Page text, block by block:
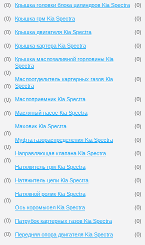
(0)
(0)
(0)
(0)
(0)
(0)
(0)
(0)
(0)
(0)
(0)
(0)
(0)
(0)
(0)
(0)
Крышка головки блока цилиндров Kia Spectra (0)
Крышка грм Kia Spectra (0)
Крышка двигателя Kia Spectra (0)
Крышка картера Kia Spectra (0)
Крышка маслозаливной горловины Kia
Spectra
(0)
Маслоотделитель картерных газов Kia
Spectra
(0)
Маслоприемник Kia Spectra (0)
Масляный насос Kia Spectra (0)
Маховик Kia Spectra (0)
Муфта газораспределения Kia Spectra (0)
Направляющая клапана Kia Spectra (0)
Натяжитель грм Kia Spectra (0)
Натяжитель цепи Kia Spectra (0)
Натяжной ролик Kia Spectra (0)
Ось коромысел Kia Spectra (0)
Патрубок картерных газов Kia Spectra (0)
Передняя опора двигателя Kia Spectra (0)